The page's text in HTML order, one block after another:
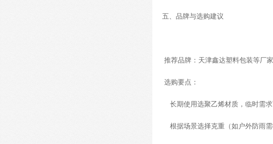
五、品牌与选购建议
推荐品牌：天津鑫达塑料包装等厂
选购要点：
长期使用选聚乙烯材质，临时需求
根据场景选择克重（如户外防雨需